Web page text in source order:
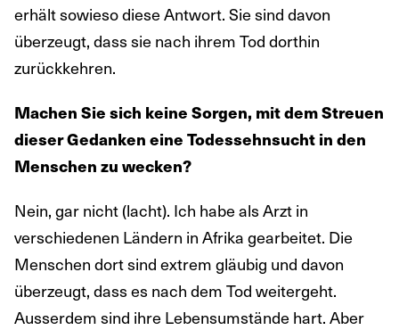
erhält sowieso diese Antwort. Sie sind davon
überzeugt, dass sie nach ihrem Tod dorthin
zurückkehren.
Machen Sie sich keine Sorgen, mit dem Streuen
dieser Gedanken eine Todessehnsucht in den
Menschen zu wecken?
Nein, gar nicht (lacht). Ich habe als Arzt in
verschiedenen Ländern in Afrika gearbeitet. Die
Menschen dort sind extrem gläubig und davon
überzeugt, dass es nach dem Tod weitergeht.
Ausserdem sind ihre Lebensumstände hart. Aber